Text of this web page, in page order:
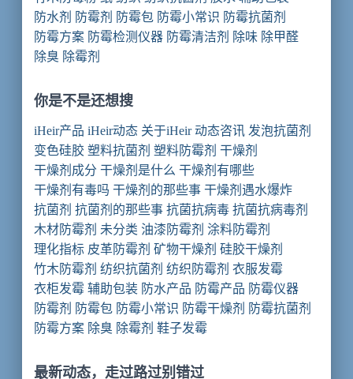
防水剂
防霉剂 防霉包 防霉小常识 防霉抗菌剂
防霉方案 防霉检测仪器 防霉清洁剂 除味 除甲醛
除臭 除霉剂
你是不是还想搜
iHeir产品 iHeir动态 关于iHeir 动态咨讯 发泡抗菌剂
变色硅胶 塑料抗菌剂 塑料防霉剂 干燥剂
干燥剂成分 干燥剂是什么 干燥剂有哪些
干燥剂有毒吗 干燥剂的那些事 干燥剂遇水爆炸
抗菌剂 抗菌剂的那些事 抗菌抗病毒 抗菌抗病毒剂
木材防霉剂 未分类 油漆防霉剂 涂料防霉剂
理化指标 皮革防霉剂 矿物干燥剂 硅胶干燥剂
竹木防霉剂 纺织抗菌剂 纺织防霉剂 衣服发霉
衣柜发霉 辅助包装 防水产品 防霉产品 防霉仪器
防霉剂
防霉包 防霉小常识 防霉干燥剂
防霉抗菌剂
防霉方案 除臭 除霉剂 鞋子发霉
最新动态，走过路过别错过